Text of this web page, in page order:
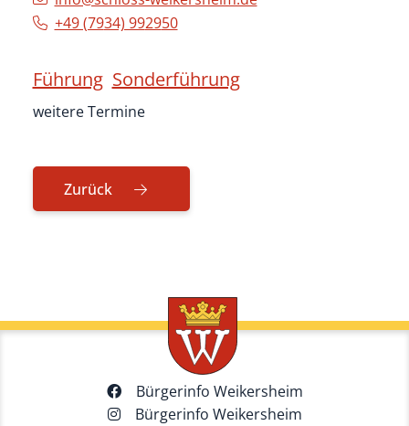
+49 (7934) 992950
Führung Sonderführung
weitere Termine
Zurück
Bürgerinfo Weikersheim
Bürgerinfo Weikersheim